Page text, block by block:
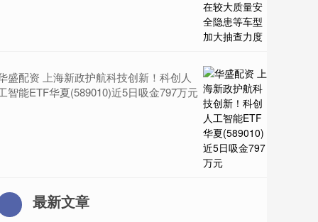
盛配资 上海新政护航科技创新！科创人
智能ETF华夏(589010)近5日吸金797万元
最新文章